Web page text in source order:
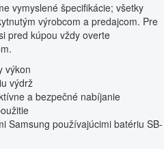
vymyslené špecifikácie; všetky
výrobcom a predajcom. Pre
pred kúpou vždy overte
výkon
výdrž
a bezpečné nabíjanie
Samsung používajúcimi batériu SB-